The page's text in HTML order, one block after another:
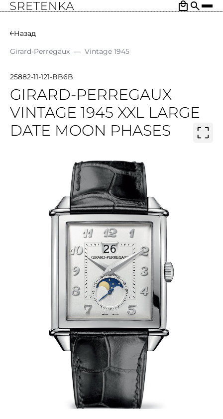
Назад
Girard-Perregaux — Vintage 1945
25882-11-121-BB6B
GIRARD-PERREGAUX
VINTAGE 1945 XXL LARGE
DATE MOON PHASES